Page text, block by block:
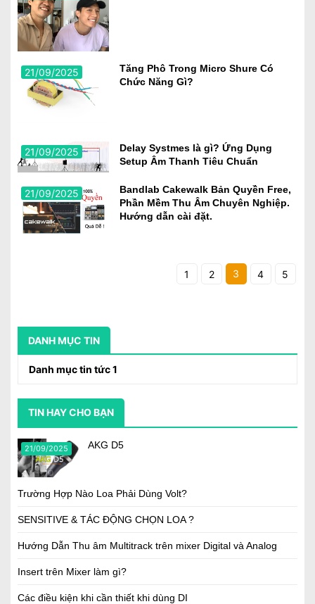
21/09/2025
Tăng Phô Trong Micro Shure Có
Chức Năng Gì?
21/09/2025
Delay Systmes là gì? Ứng Dụng
Setup Âm Thanh Tiêu Chuẩn
21/09/2025
Bandlab Cakewalk Bản Quyền Free,
Phần Mềm Thu Âm Chuyên Nghiệp.
Hướng dẫn cài đặt.
1 2 3 4 5
DANH MỤC TIN
Danh mục tin tức 1
TIN HAY CHO BẠN
21/09/2025 AKG D5
Trường Hợp Nào Loa Phải Dùng Volt?
SENSITIVE & TÁC ĐỘNG CHỌN LOA ?
Hướng Dẫn Thu âm Multitrack trên mixer Digital và Analog
Insert trên Mixer làm gì?
Các điều kiện khi cần thiết khi dùng DI